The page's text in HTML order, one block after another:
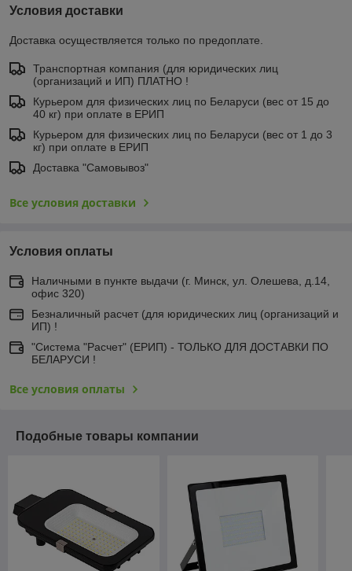
Условия доставки
Доставка осуществляется только по предоплате.
Транспортная компания (для юридических лиц
(организаций и ИП) ПЛАТНО !
Курьером для физических лиц по Беларуси (вес от 15 до
40 кг) при оплате в ЕРИП
Курьером для физических лиц по Беларуси (вес от 1 до 3
кг) при оплате в ЕРИП
Доставка "Самовывоз"
Все условия доставки
Условия оплаты
Наличными в пункте выдачи (г. Минск, ул. Олешева, д.14,
офис 320)
Безналичный расчет (для юридических лиц (организаций и
ИП) !
"Система "Расчет" (ЕРИП) - ТОЛЬКО ДЛЯ ДОСТАВКИ ПО
БЕЛАРУСИ !
Все условия оплаты
Подобные товары компании